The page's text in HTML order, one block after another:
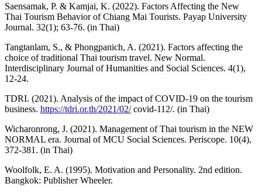
Saensamak, P. & Kamjai, K. (2022). Factors Affecting the New
Thai Tourism Behavior of Chiang Mai Tourists. Payap University
Journal. 32(1); 63-76. (in Thai)
Tangtanlam, S., & Phongpanich, A. (2021). Factors affecting the
choice of traditional Thai tourism travel. New Normal.
Interdisciplinary Journal of Humanities and Social Sciences. 4(1),
12-24.
TDRI. (2021). Analysis of the impact of COVID-19 on the tourism
business. https://tdri.or.th/2021/02/covid-112/. (in Thai)
Wicharonrong, J. (2021). Management of Thai tourism in the NEW
NORMAL era. Journal of MCU Social Sciences. Periscope. 10(4),
372-381. (in Thai)
Woolfolk, E. A. (1995). Motivation and Personality. 2nd edition.
Bangkok: Publisher Wheeler.